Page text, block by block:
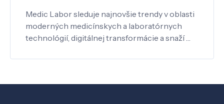
Medic Labor sleduje najnovšie trendy v oblasti
moderných medicínskych a laboratórnych
technológií, digitálnej transformácie a snaží …